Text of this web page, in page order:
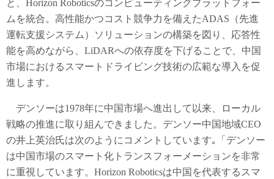
と、Horizon Roboticsのコンピューティングプラットフォー
ムを統合。高性能かつコスト競争力を備えたADAS（先進
運転支援システム）ソリューションの構築を図り、応答性
能を高めながら、LiDARへの依存度を下げることで、中国
市場におけるスマートドライビング技術の広範な導入を促
進します。
デンソーは1978年に中国市場へ進出して以来、ローカル
戦略の推進に取り組んできました。デンソー中国地域CEO
の井上英治氏は次のようにコメントしています｡「デンソー
は中国市場のスマート化トランスフォーメーションを非常
に重視しています。Horizon Roboticsは中国を代表するスマ